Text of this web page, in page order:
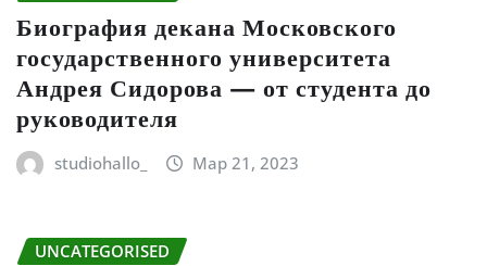
Биография декана Московского
государственного университета
Андрея Сидорова — от студента до
руководителя
studiohallo_ Мар 21, 2023
UNCATEGORISED